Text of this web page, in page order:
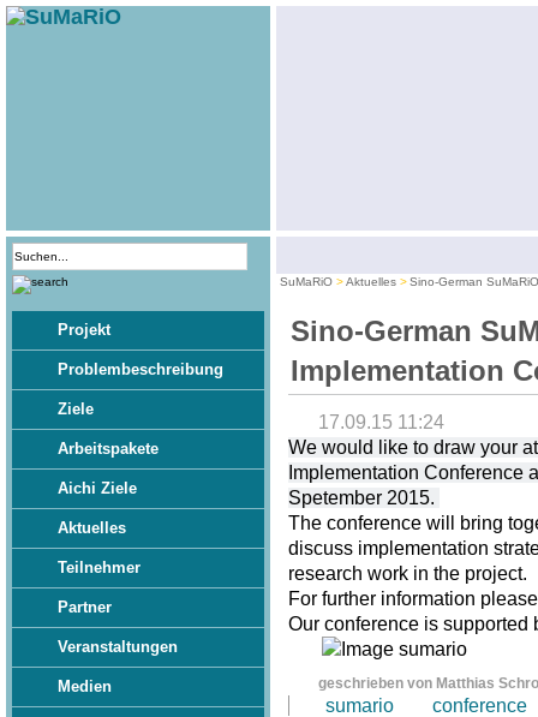
Projekt
Problembeschreibung
Ziele
Arbeitspakete
Aichi Ziele
Aktuelles
Teilnehmer
Partner
Veranstaltungen
Medien
SuMaRiO Aktuelles Sino-German
Sino-German
Implementation
17.09.15 11:24
We would like to draw your
Implementation Conference
Spetember 2015.
The conference will bring
discuss implementation
research work in the project.
For further information
Our conference is
geschrieben von Matthias
sumario conference